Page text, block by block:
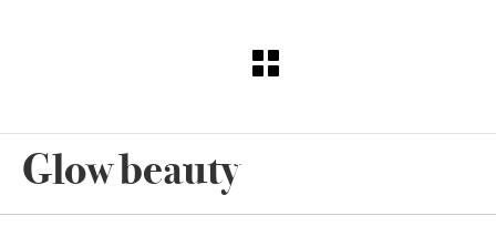
Glow beauty